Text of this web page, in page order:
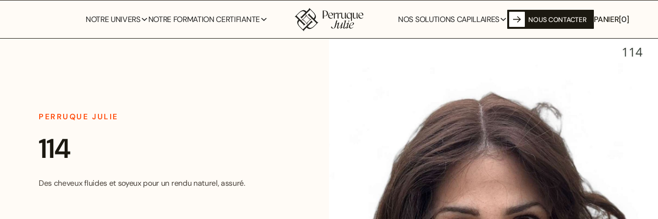
NOTRE UNIVERS NOTRE FORMATION CERTIFIANTE NOS SOLUTIONS CAPILLAIRES NOUS CONTACTER PANIER[0]
PERRUQUE JULIE
114
Des cheveux fluides et soyeux pour un rendu naturel, assuré.